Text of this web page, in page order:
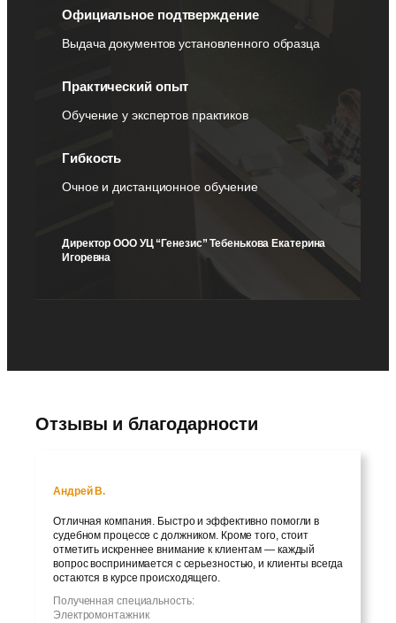
Официальное подтверждение
Выдача документов установленного образца
Практический опыт
Обучение у экспертов практиков
Гибкость
Очное и дистанционное обучение
Директор ООО УЦ “Генезис” Тебенькова Екатерина
Игоревна
Отзывы и благодарности
Андрей В.
Отличная компания. Быстро и эффективно помогли в
судебном процессе с должником. Кроме того, стоит
отметить искреннее внимание к клиентам — каждый
вопрос воспринимается с серьезностью, и клиенты всегда
остаются в курсе происходящего.
Полученная специальность:
Электромонтажник